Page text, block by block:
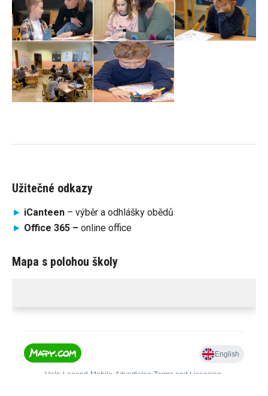
Užitečné odkazy
► iCanteen – výběr a odhlášky obědů
► Office 365 – online office
Mapa s polohou školy